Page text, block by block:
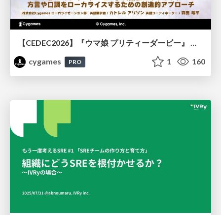
【CEDEC2026】『ウマ娘 プリティーダービー』 英語版のキャラクターの方言や口調をローカライズするための創造的アプローチ
cygames
PRO 1 160